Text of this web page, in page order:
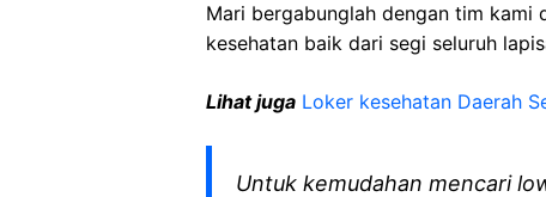
Mari bergabunglah dengan tim kami
kesehatan baik dari segi seluruh
Lihat juga Loker kesehatan Daerah
Untuk kemudahan mencari